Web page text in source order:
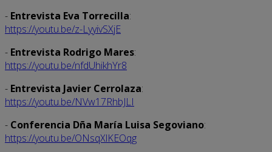
- Entrevista Eva Torrecilla:
https://youtu.be/z-LyyivSXjE
- Entrevista Rodrigo Mares:
https://youtu.be/nfdUhikhYr8
- Entrevista Javier Cerrolaza:
https://youtu.be/NVw17RhbJLI
- Conferencia Dña María Luisa Segoviano:
https://youtu.be/ONsqXlKEOqg